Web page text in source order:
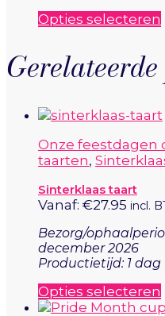
Opties selecteren
Onze feestdagen
taarten,
Sinterklaas taart
Vanaf: €27.95 incl.
Bezorg/
december 2026
Productietijd: 1 dag
Opties selecteren